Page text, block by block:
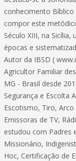
conhecimento
compor este
Século XIII, na
épocas e
Autor da IBSD (
Agricultor Familiar
MG - Brasil desde
Segurança e Escolta
Escotismo, Tiro, Arco
Emissoras de TV,
estudou com Padres
Missionário,
Hoc, Certificação de